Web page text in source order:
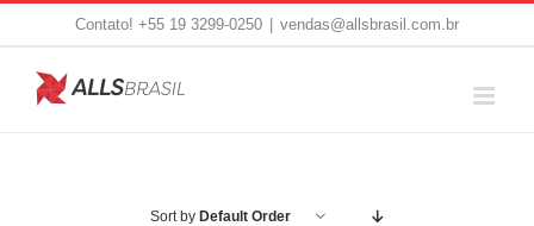
content
Contato! +55 19 3299-0250 vendas@allsbrasil.com.br
Sort by Default Order